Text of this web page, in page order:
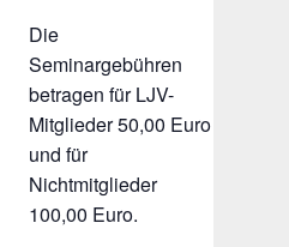
Die
Seminargebühren
betragen für LJV-
Mitglieder 50,00 Euro
und für
Nichtmitglieder
100,00 Euro.